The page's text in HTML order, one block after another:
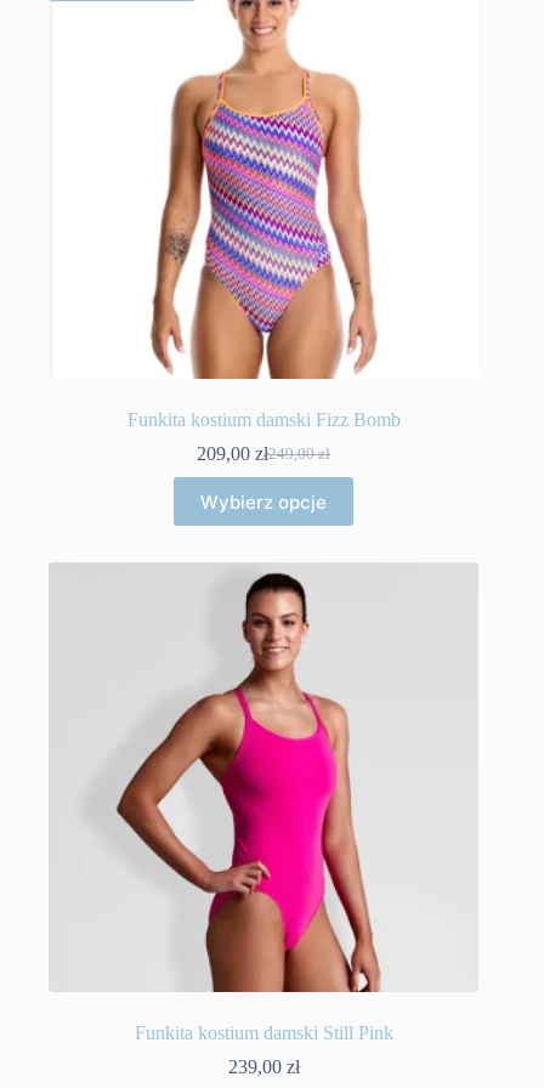
Funkita kostium damski Fizz Bomb
249,00zł
Pierwotna
wynosiła:
249,00 zł.
209,00złAktualna
wynosi:
209,00 zł.
Wybierz opcje
produkt
ma
wariantów.
Opcje
można
wybrać
na
stronie
produktu
Funkita kostium damski Still Pink
239,00 zł